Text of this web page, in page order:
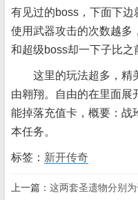
有见过的boss，下面下
使用武器攻击的次数越多
和超级boss却一下子比之
这里的玩法超多，精
由翱翔。自由的在里面展
能掉落充值卡，概要：战
本任务。
标签： 新开传奇
上一篇： 这两套圣遗物分别